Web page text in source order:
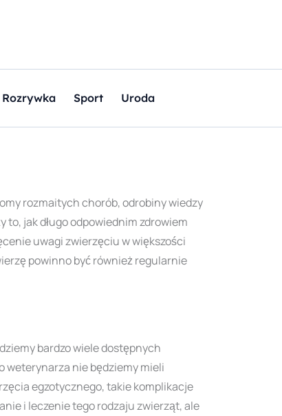
Rozrywka Sport Uroda
rozmaitych chorób, odrobiny wiedzy
jak długo odpowiednim zdrowiem
uwagi zwierzęciu w większości
powinno być również regularnie
bardzo wiele dostępnych
weterynarza nie będziemy mieli
egzotycznego, takie komplikacje
i leczenie tego rodzaju zwierząt, ale